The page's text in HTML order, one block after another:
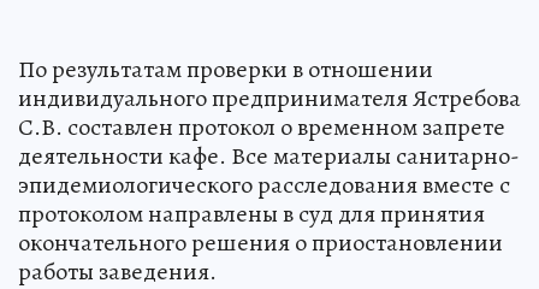
По результатам проверки в отношении
индивидуального предпринимателя Ястребова
С.В. составлен протокол о временном запрете
деятельности кафе. Все материалы санитарно-
эпидемиологического расследования вместе с
протоколом направлены в суд для принятия
окончательного решения о приостановлении
работы заведения.